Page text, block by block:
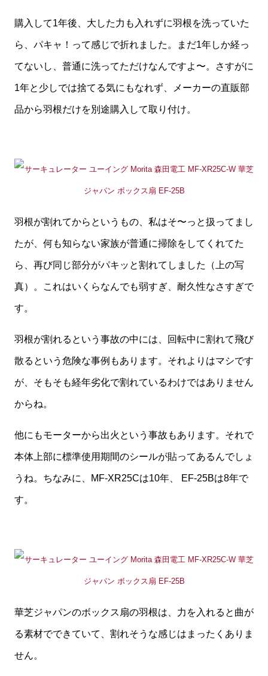
購入して1年後、大した力も入れずに羽根を洗っていた
ら、パキャ！って感じで折れました。まだ1年しか経っ
てないし、普通に洗ってただけなんですよ〜。さすがに
1年と少しでは捨てる気にもなれず、メーカーの直販部
品から羽根だけを別途購入して取り付け。
羽根が割れてからというもの、私はそ〜っと扱ってまし
たが、何も知らない家族が普通に掃除をしてくれてた
ら、再び同じ部分がパキッと割れてしました（上の写
真）。これはいくらなんでも弱すぎ、耐久性なさすぎで
す。
羽根が割れるという事故の中には、回転中に割れて飛び
散るという危険な事例もあります。それよりはマシです
が、そもそも経年劣化で割れているわけではありません
からね。
他にもモーターから出火という事故もあります。それで
本体上部に標準使用期間のシールが貼ってあるんでしょ
うね。ちなみに、MF-XR25Cは10年、 EF-25Bは8年で
す。
華芝ジャパンのボックス扇の羽根は、力を入れると曲が
る素材でできていて、割れそうな感じはまったくありま
せん。